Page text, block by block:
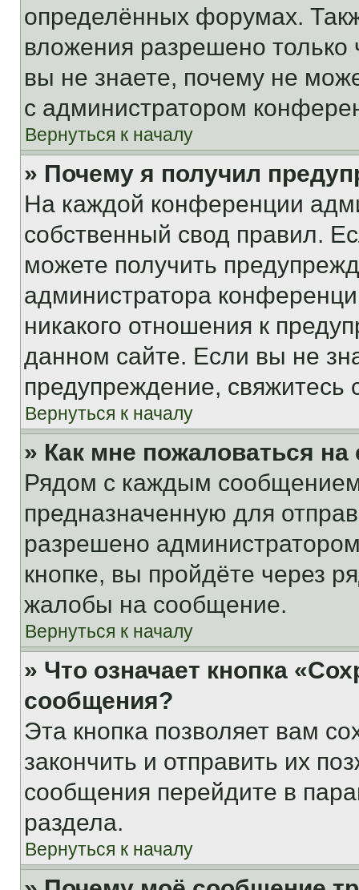
определённых форумах.
вложения разрешено
вы не знаете, почему не
с администратором
Вернуться к началу
» Почему я получил
На каждой конференции
собственный свод правил.
можете получить
администратора
никакого отношения к
данном сайте. Если вы не
предупреждение,
Вернуться к началу
» Как мне пожаловаться
Рядом с каждым сообщением
предназначенную для
разрешено
кнопке, вы пройдёте через
жалобы на сообщение.
Вернуться к началу
» Что означает кнопка
сообщения?
Эта кнопка позволяет вам
закончить и отправить их
сообщения перейдите в
раздела.
Вернуться к началу